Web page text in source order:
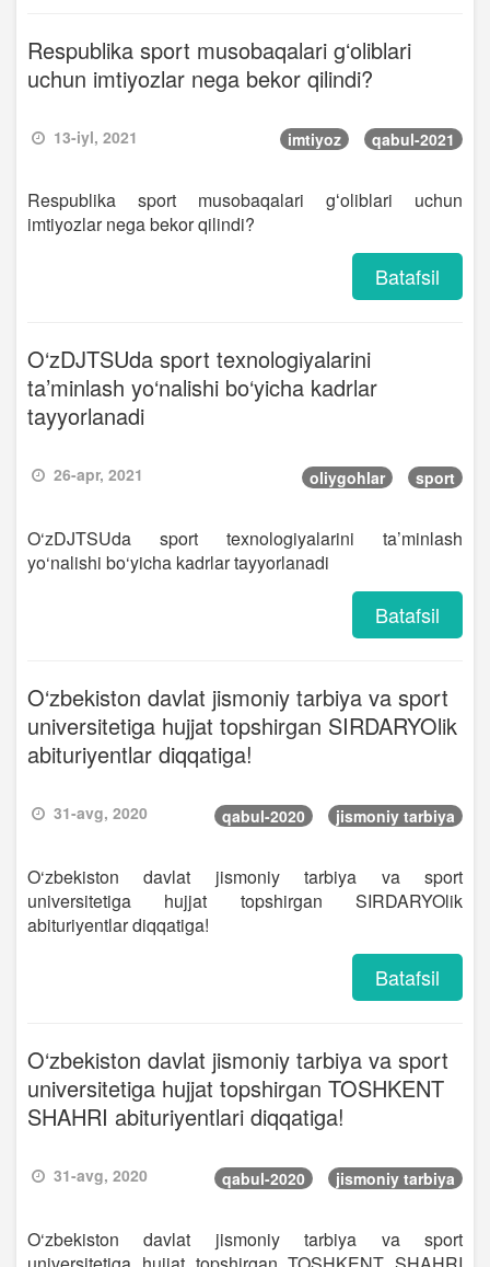
Respublika sport musobaqalari gʻoliblari
uchun imtiyozlar nega bekor qilindi?
13-iyl, 2021 imtiyoz qabul-2021
Respublika sport musobaqalari gʻoliblari uchun
imtiyozlar nega bekor qilindi?
Batafsil
O‘zDJTSUda sport texnologiyalarini
ta’minlash yo‘nalishi bo‘yicha kadrlar
tayyorlanadi
26-apr, 2021 oliygohlar sport
O‘zDJTSUda sport texnologiyalarini ta’minlash
yo‘nalishi bo‘yicha kadrlar tayyorlanadi
Batafsil
O‘zbekiston davlat jismoniy tarbiya va sport
universitetiga hujjat topshirgan SIRDARYOlik
abituriyentlar diqqatiga!
31-avg, 2020 qabul-2020 jismoniy tarbiya
O‘zbekiston davlat jismoniy tarbiya va sport
universitetiga hujjat topshirgan SIRDARYOlik
abituriyentlar diqqatiga!
Batafsil
O‘zbekiston davlat jismoniy tarbiya va sport
universitetiga hujjat topshirgan TOSHKENT
SHAHRI abituriyentlari diqqatiga!
31-avg, 2020 qabul-2020 jismoniy tarbiya
O‘zbekiston davlat jismoniy tarbiya va sport